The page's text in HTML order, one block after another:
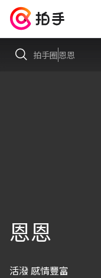
拍手圈恩恩
恩恩
活潑 感情豐富